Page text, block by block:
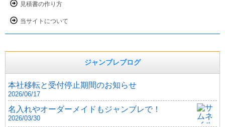
見積書の作り方
当サイトについて
ジャンブレブログ
本社移転と受付停止期間のお知らせ
2026/06/17
名入れやオーダーメイドもジャンブレで！
2026/03/30